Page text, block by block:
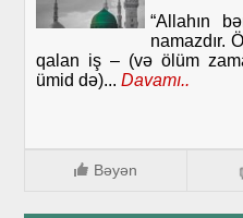
“Allahın
namazdır.
qalan iş – (və ölüm
ümid də)... Davamı..
Bəyən